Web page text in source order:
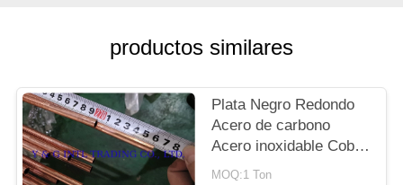
CASOS
MAPA
productos similares
Plata Negro Redondo
Acero de carbono
Acero inoxidable Cobre
Tubo desnudo Tubo
MOQ:1 Ton